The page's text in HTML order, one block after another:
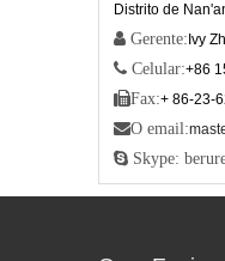
Distrito de
 Gerente: Ivy
 Celular:+86
Fax:+ 86-23-
O email:
 Skype: